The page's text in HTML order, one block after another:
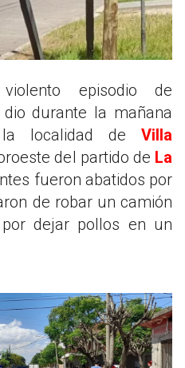
durante la mañana
localidad de Villa
del partido de La
fueron abatidos por
de robar un camión
dejar pollos en un